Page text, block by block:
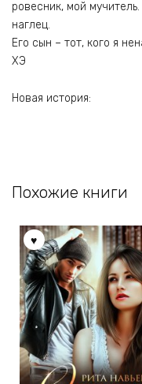
ровесник, мой
наглец.
Его сын – тот, кого я
ХЭ
Новая история:
Похожие книги